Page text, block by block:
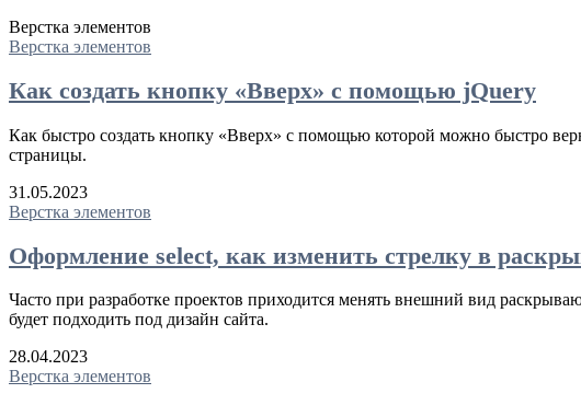
Верстка элементов
Верстка элементов
Как создать кнопку «Вверх» с помощью jQuery
Как быстро создать кнопку «Вверх» с помощью которой можно быстро
страницы.
31.05.2023
Верстка элементов
Оформление select, как изменить стрелку в
Часто при разработке проектов приходится менять внешний вид
будет подходить под дизайн сайта.
28.04.2023
Верстка элементов